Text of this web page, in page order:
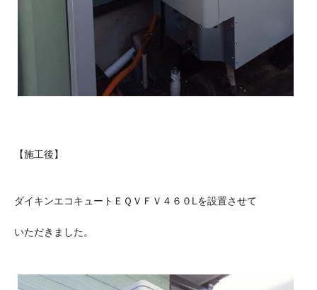
【施工後】
ダイキンエコキュートＥＱＶＦＶ４６０Lを設置させて
いただきました。